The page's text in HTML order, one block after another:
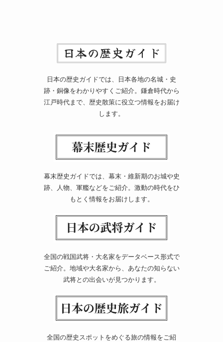
日本の歴史ガイドでは、日本各地の名城・史
跡・銅像をわかりやすくご紹介。鎌倉時代から
江戸時代まで、歴史散策に役立つ情報をお届け
します。
幕末歴史ガイドでは、幕末・維新期のお城や史
跡、人物、軍艦などをご紹介。激動の時代をひ
もとく情報をお届けします。
全国の戦国武将・大名家をデータベース形式で
ご紹介。地域や大名家から、あなたの知らない
武将との出会いが見つかります。
全国の歴史スポットをめぐる旅の情報をご紹